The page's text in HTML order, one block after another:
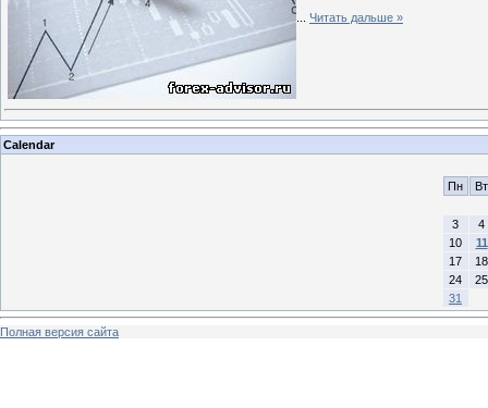
Читать дальше »
Calendar
Пн Вт
3
4
10
11
17
18
24
25
31
Полная версия сайта